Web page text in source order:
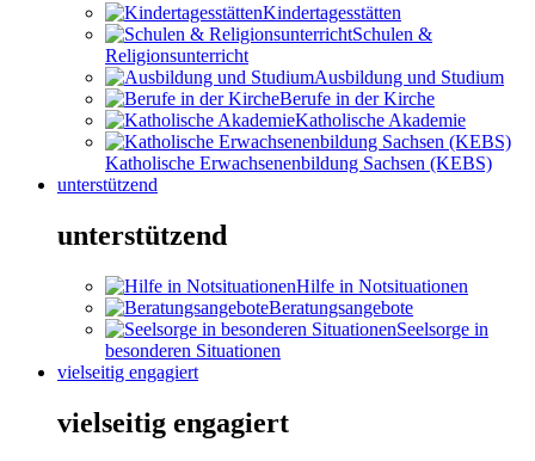
Kindertagesstätten
Schulen &
Religionsunterricht
Ausbildung und Studium
Berufe in der Kirche
Katholische Akademie
Katholische Erwachsenenbildung Sachsen (KEBS)
unterstützend
unterstützend
Hilfe in Notsituationen
Beratungsangebote
Seelsorge in
besonderen Situationen
vielseitig engagiert
vielseitig engagiert